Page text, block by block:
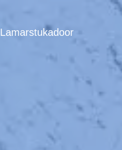
Lamarstukadoor